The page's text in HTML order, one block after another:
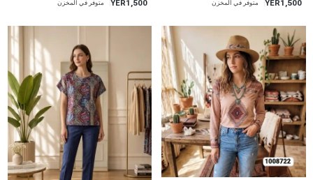
YER1,500 متوفر في المخزن YER1,500 متوفر في المخزن